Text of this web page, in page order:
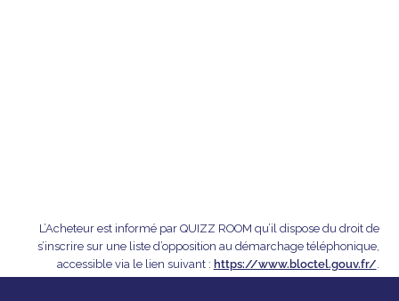
L’Acheteur est informé par QUIZZ ROOM qu’il dispose du droit de
s’inscrire sur une liste d’opposition au démarchage téléphonique,
accessible via le lien suivant : https://www.bloctel.gouv.fr/